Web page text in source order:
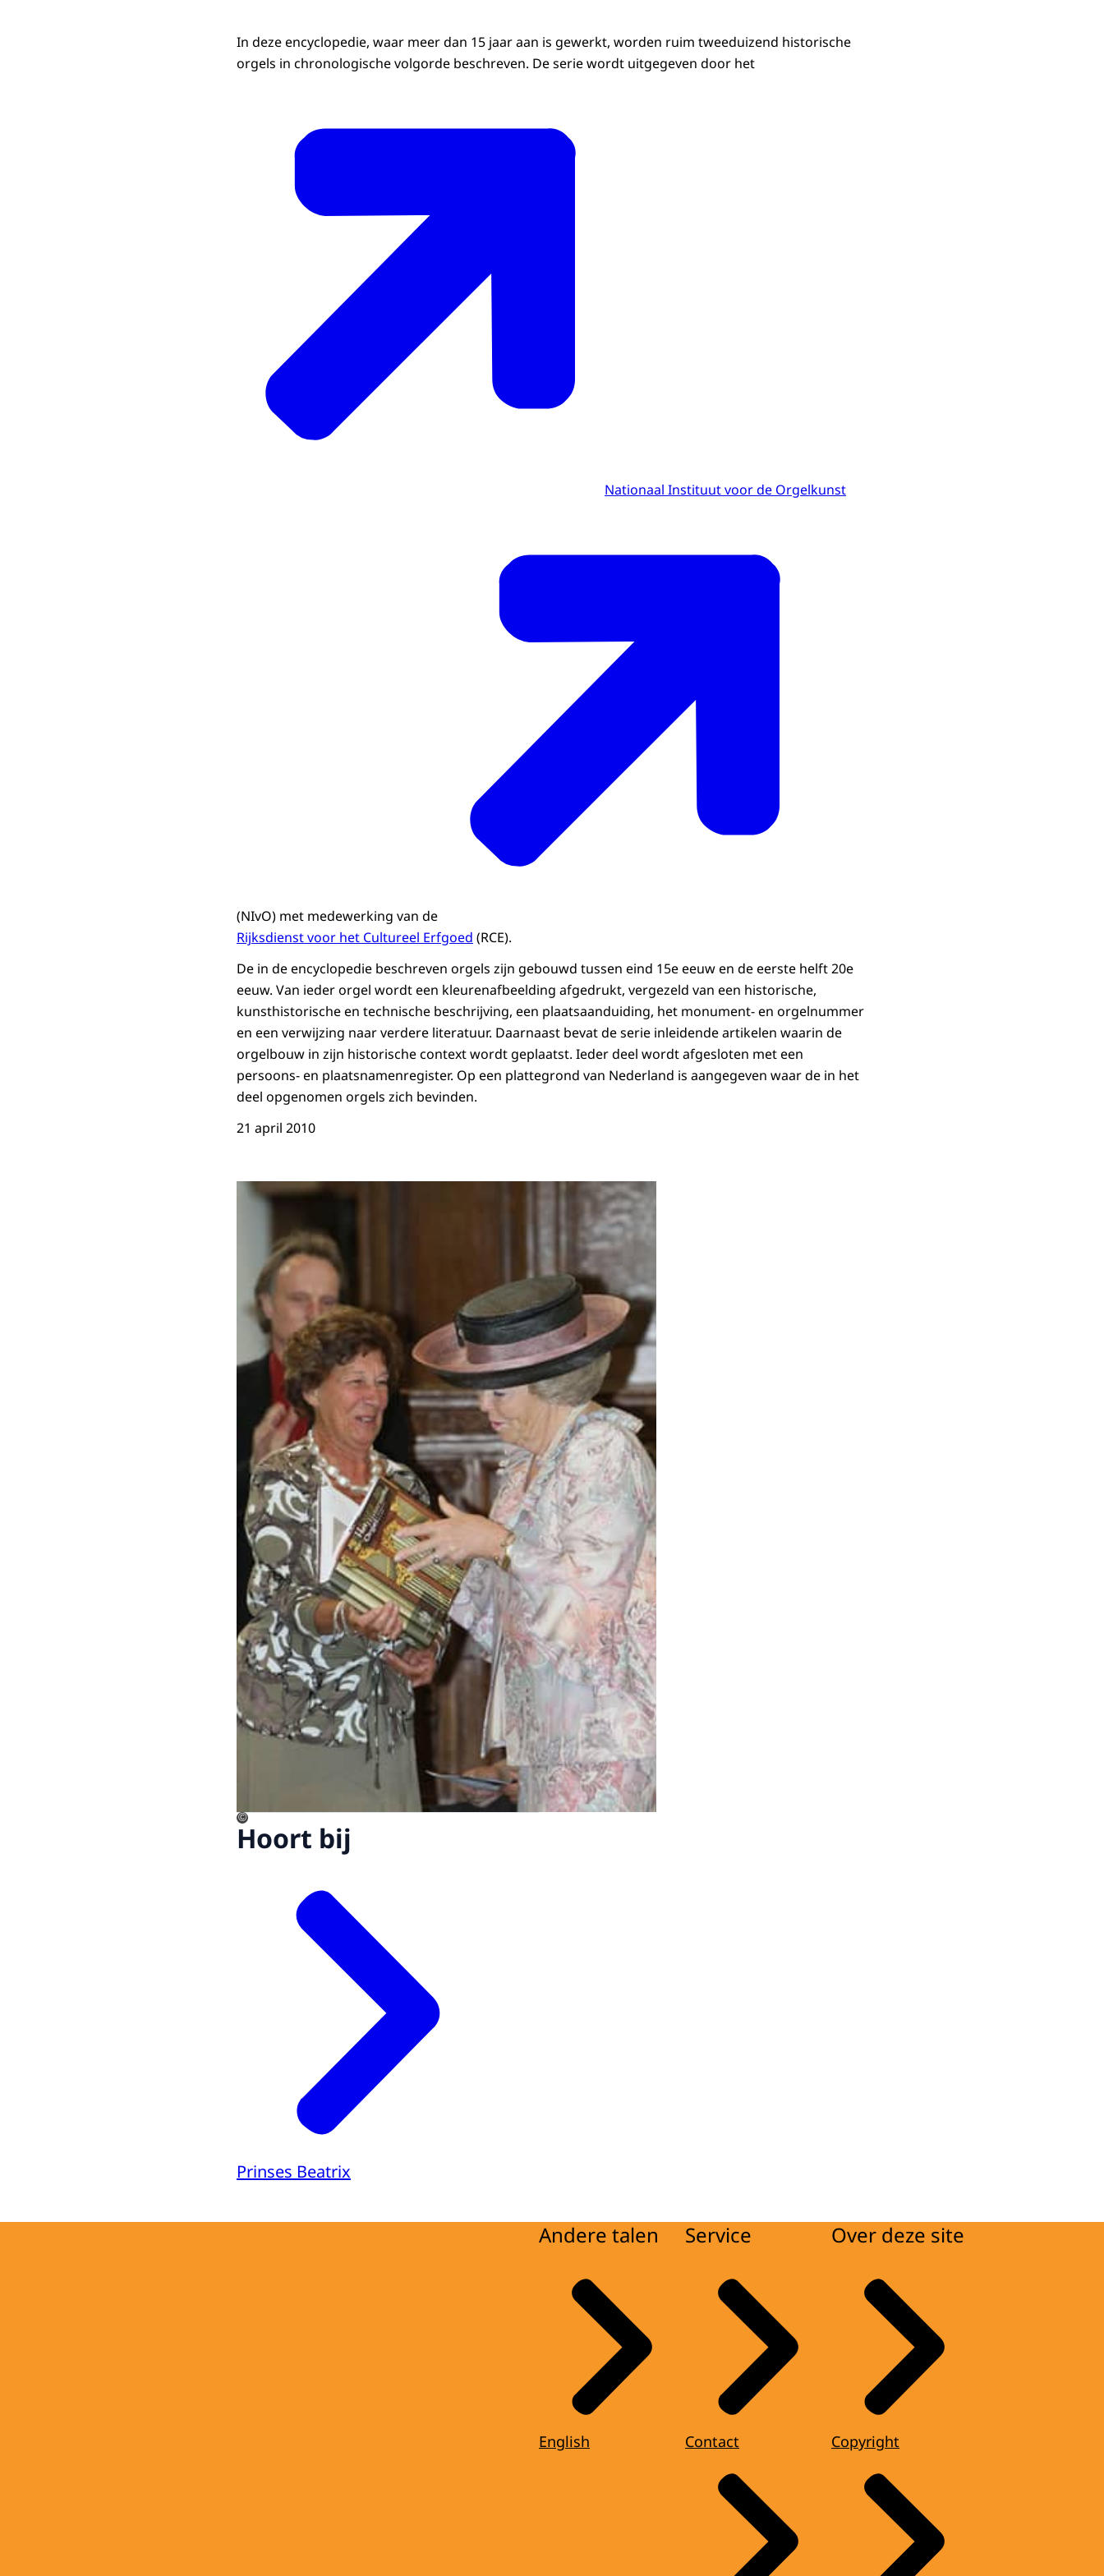
In deze encyclopedie, waar meer dan 15 jaar aan is gewerkt, worden ruim tweeduizend historische
orgels in chronologische volgorde beschreven. De serie wordt uitgegeven door het
Nationaal Instituut voor de Orgelkunst
(NIvO) met medewerking van de
Rijksdienst voor het Cultureel Erfgoed (RCE).
De in de encyclopedie beschreven orgels zijn gebouwd tussen eind 15e eeuw en de eerste helft 20e
eeuw. Van ieder orgel wordt een kleurenafbeelding afgedrukt, vergezeld van een historische,
kunsthistorische en technische beschrijving, een plaatsaanduiding, het monument- en orgelnummer
en een verwijzing naar verdere literatuur. Daarnaast bevat de serie inleidende artikelen waarin de
orgelbouw in zijn historische context wordt geplaatst. Ieder deel wordt afgesloten met een
persoons- en plaatsnamenregister. Op een plattegrond van Nederland is aangegeven waar de in het
deel opgenomen orgels zich bevinden.
21 april 2010
©
Hoort bij
Prinses Beatrix
Andere talen
English
Service
Contact
Over deze site
Copyright